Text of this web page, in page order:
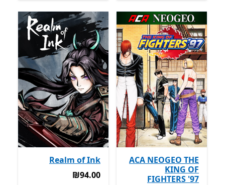
ACA NEOGEO THE
KING OF
FIGHTERS '97
Realm of Ink
‪₪94.00‬
‪₪94.00‬